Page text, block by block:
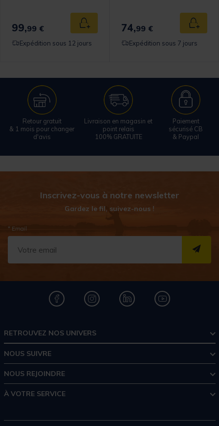
panier
99,99 € Ajouter au panier
Expédition sous 12 jours
74,99 €
Expédition sous 7 jours
Retour gratuit
& 1 mois pour changer
d'avis
Livraison en magasin et
point relais
100% GRATUITE
Paiement
sécurisé CB
& Paypal
Inscrivez-vous à notre newsletter
Gardez le fil, suivez-nous !
* Email
RETROUVEZ NOS UNIVERS
NOUS SUIVRE
NOUS REJOINDRE
À VOTRE SERVICE